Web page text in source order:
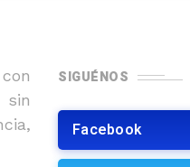
sin
SIGUÉNOS
Facebook